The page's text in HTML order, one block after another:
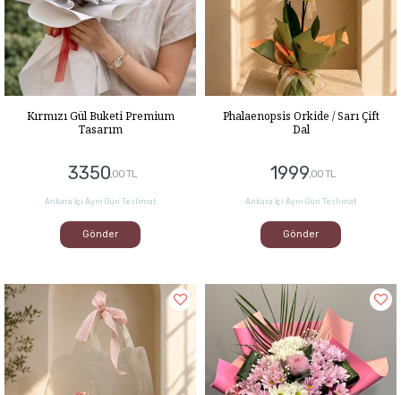
Kırmızı Gül Buketi Premium
Tasarım
3350,00 TL
Ankara İçi Aynı Gün Teslimat
Gönder
Phalaenopsis Orkide / Sarı Çift
Dal
1999,00 TL
Ankara İçi Aynı Gün Teslimat
Gönder